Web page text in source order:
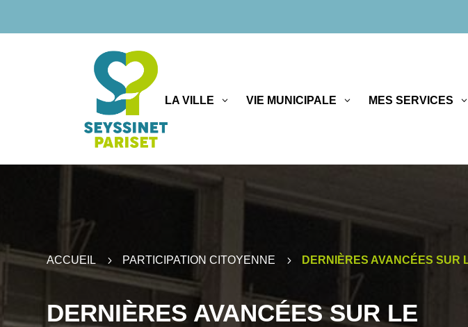
LA VILLE VIE MUNICIPALE MES SERVICES
ACCUEIL 5 PARTICIPATION CITOYENNE 5 DERNIÈRES AVANCÉES SUR
DERNIÈRES AVANCÉES SUR LE